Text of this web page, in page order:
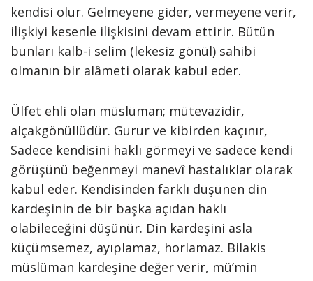
kendisi olur. Gelmeyene gider, vermeyene verir,
ilişkiyi kesenle ilişkisini devam ettirir. Bütün
bunları kalb-i selim (lekesiz gönül) sahibi
olmanın bir alâmeti olarak kabul eder.
Ülfet ehli olan müslüman; mütevazidir,
alçakgönüllüdür. Gurur ve kibirden kaçınır,
Sadece kendisini haklı görmeyi ve sadece kendi
görüşünü beğenmeyi manevî hastalıklar olarak
kabul eder. Kendisinden farklı düşünen din
kardeşinin de bir başka açıdan haklı
olabileceğini düşünür. Din kardeşini asla
küçümsemez, ayıplamaz, horlamaz. Bilakis
müslüman kardeşine değer verir, mü’min